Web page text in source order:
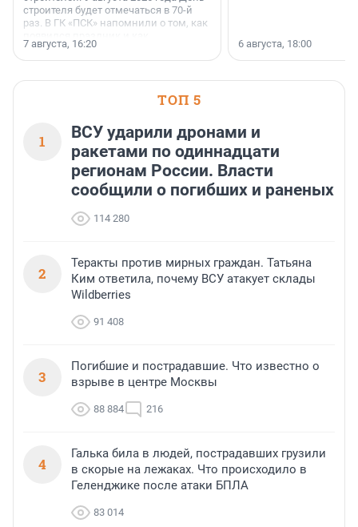
строителя будет отмечаться в 70-й
раз. В ГК «ПСК» напомнили о том, как
поменялась роль строительства.
7 августа, 16:20 6 августа, 18:00
ТОП 5
1
ВСУ ударили дронами и
ракетами по одиннадцати
регионам России. Власти
сообщили о погибших и раненых
114 280
2
Теракты против мирных граждан. Татьяна
Ким ответила, почему ВСУ атакует склады
Wildberries
91 408
3
Погибшие и пострадавшие. Что известно о
взрыве в центре Москвы
88 884 216
4
Галька била в людей, пострадавших грузили
в скорые на лежаках. Что происходило в
Геленджике после атаки БПЛА
83 014